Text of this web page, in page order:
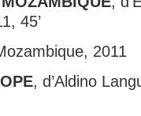
45’
2011
, d’Aldino